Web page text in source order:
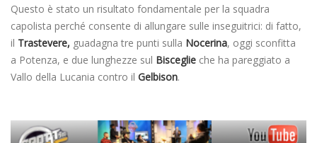
Questo è stato un risultato fondamentale per la squadra
capolista perché consente di allungare sulle inseguitrici: di fatto,
il Trastevere, guadagna tre punti sulla Nocerina, oggi sconfitta
a Potenza, e due lunghezze sul Bisceglie che ha pareggiato a
Vallo della Lucania contro il Gelbison.